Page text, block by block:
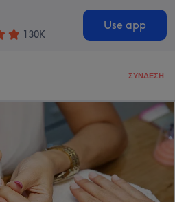
130K
Use app
ΣΎΝΔΕΣΗ